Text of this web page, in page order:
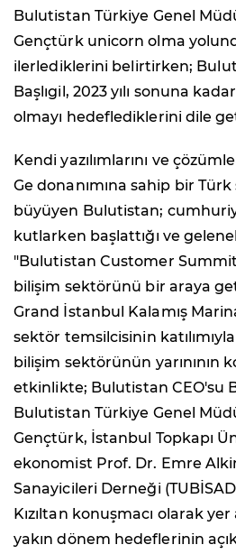
Bulutistan Türkiye Genel
Gençtürk unicorn olma
ilerlediklerini belirtirken;
Başlıgil, 2023 yılı sonuna
olmayı hedeflediklerini dile
Kendi yazılımlarını ve
Ge donanımına sahip bir
büyüyen Bulutistan;
kutlarken başlattığı ve
"Bulutistan Customer
bilişim sektörünü bir araya
Grand İstanbul Kalamış
sektör temsilcisinin
bilişim sektörünün yarınının
etkinlikte; Bulutistan CEO'su
Bulutistan Türkiye Genel
Gençtürk, İstanbul Topkapı
ekonomist Prof. Dr. Emre
Sanayicileri Derneği
Kızıltan konuşmacı olarak
yakın dönem hedeflerinin